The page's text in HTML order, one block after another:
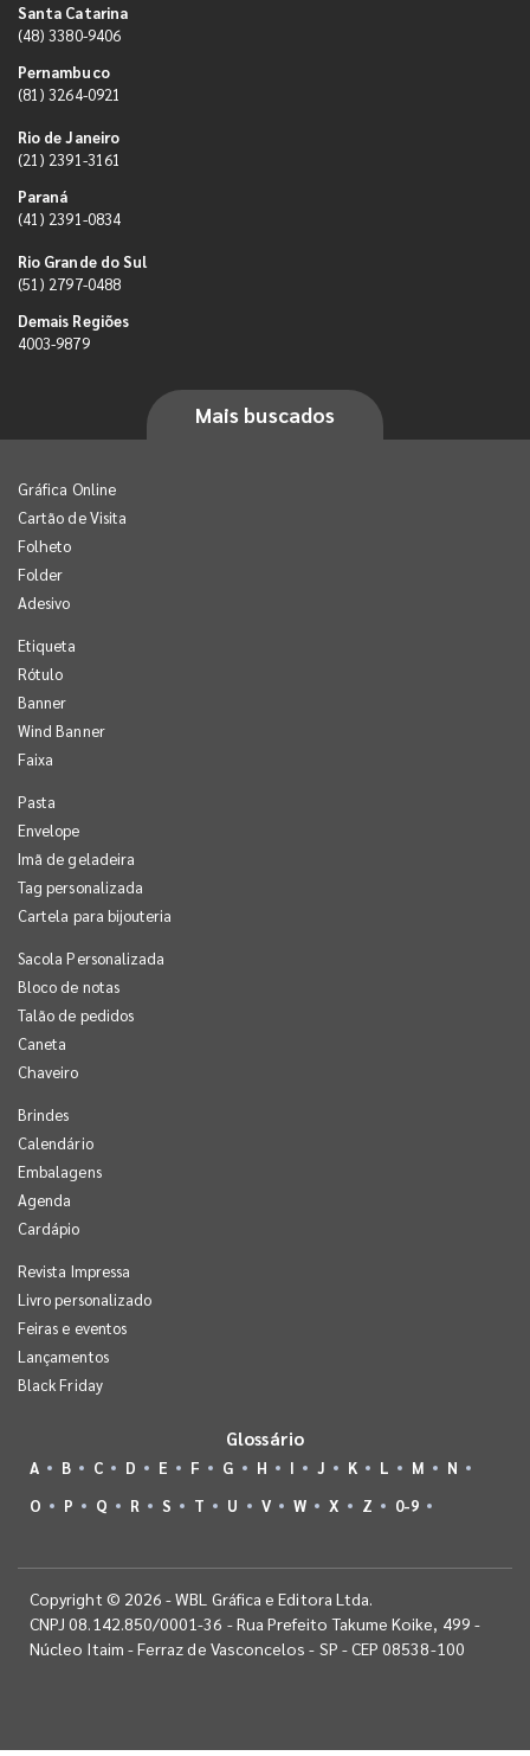
Santa Catarina
(48) 3380-9406
Pernambuco
(81) 3264-0921
Rio de Janeiro
(21) 2391-3161
Paraná
(41) 2391-0834
Rio Grande do Sul
(51) 2797-0488
Demais Regiões
4003-9879
Mais buscados
Gráfica Online
Cartão de Visita
Folheto
Folder
Adesivo
Etiqueta
Rótulo
Banner
Wind Banner
Faixa
Pasta
Envelope
Imã de geladeira
Tag personalizada
Cartela para bijouteria
Sacola Personalizada
Bloco de notas
Talão de pedidos
Caneta
Chaveiro
Brindes
Calendário
Embalagens
Agenda
Cardápio
Revista Impressa
Livro personalizado
Feiras e eventos
Lançamentos
Black Friday
Glossário
A B C D E F G H I J K L M
N
O
P Q R S T U V W X Z 0-9
Copyright © 2026 - WBL Gráfica e Editora Ltda.
CNPJ 08.142.850/0001-36 - Rua Prefeito Takume Koike, 499 -
Núcleo Itaim - Ferraz de Vasconcelos - SP - CEP 08538-100